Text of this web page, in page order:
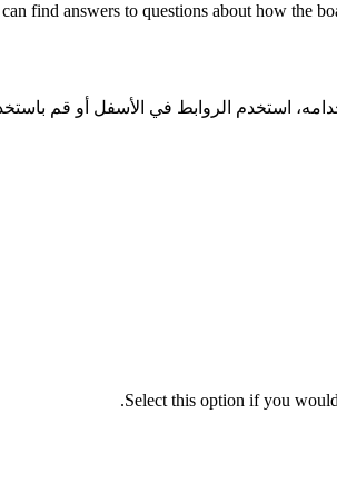
find answers to questions about how the
استخدم الروابط في الأسفل أو قم
Select this option if you